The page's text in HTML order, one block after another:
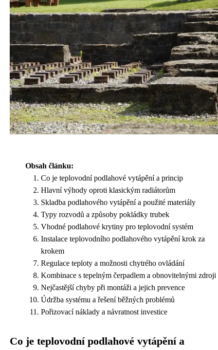
Obsah článku:
Co je teplovodní podlahové vytápění a princip
Hlavní výhody oproti klasickým radiátorům
Skladba podlahového vytápění a použité materiály
Typy rozvodů a způsoby pokládky trubek
Vhodné podlahové krytiny pro teplovodní systém
Instalace teplovodního podlahového vytápění krok za
krokem
Regulace teploty a možnosti chytrého ovládání
Kombinace s tepelným čerpadlem a obnovitelnými zdroji
Nejčastější chyby při montáži a jejich prevence
Údržba systému a řešení běžných problémů
Pořizovací náklady a návratnost investice
Co je teplovodní podlahové vytápění a